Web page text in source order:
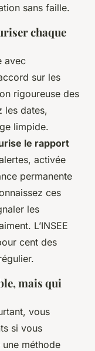
sans faille.
chaque
avec
sur les
rigoureuse des
les dates,
limpide.
le rapport
activée
permanente
ces
les
L’INSEE
cent des
mais qui
vous
si vous
méthode